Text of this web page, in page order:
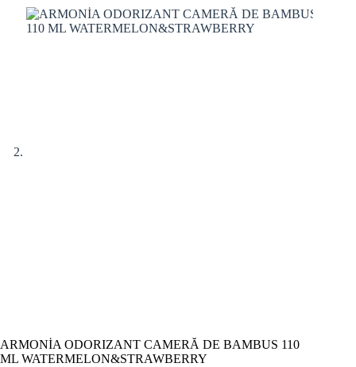
ARMONİA ODORIZANT CAMERĂ DE BAMBUS 110
ML WATERMELON&STRAWBERRY